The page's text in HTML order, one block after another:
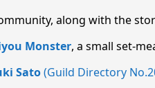
along with the
Monster, a small set-
Sato(Guild Directory